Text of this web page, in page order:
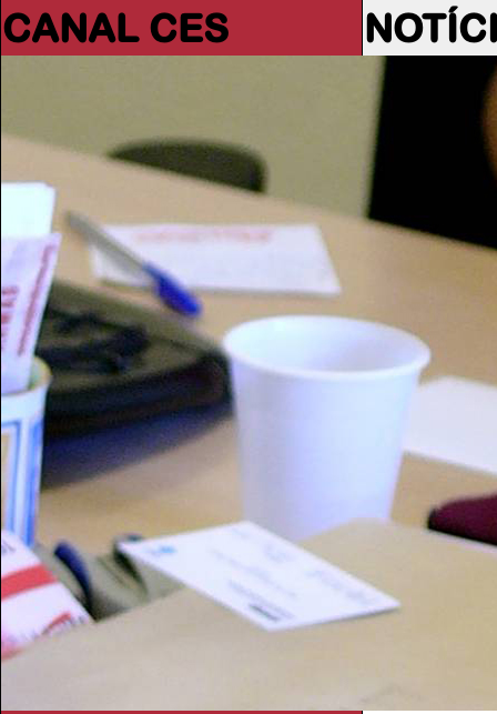
CANAL CES